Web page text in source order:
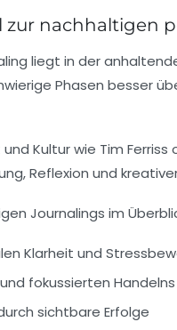
zur
liegt in der
Phasen besser
Kultur wie Tim
Reflexion und
Journalings im
Klarheit und
fokussierten Handelns
sichtbare Erfolge